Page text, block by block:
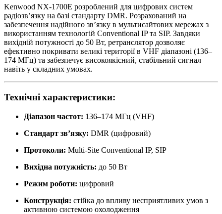
діапазону
136-
174
мГц,
50W
кількість
Kenwood NX-1700E розроблений для цифрових систем
радіозв’язку на базі стандарту DMR. Розрахований на
забезпечення надійного зв’язку в мультисайтових мережах з
використанням технологій Conventional IP та SIP. Завдяки
вихідній потужності до 50 Вт, ретранслятор дозволяє
ефективно покривати великі території в VHF діапазоні (136–
174 МГц) та забезпечує високоякісний, стабільний сигнал
навіть у складних умовах.
Технічні характеристики:
Діапазон частот: 136–174 МГц (VHF)
Стандарт зв’язку: DMR (цифровий)
Протоколи: Multi-Site Conventional IP, SIP
Вихідна потужність: до 50 Вт
Режим роботи: цифровий
Конструкція: стійка до впливу несприятливих умов з
активною системою охолодження